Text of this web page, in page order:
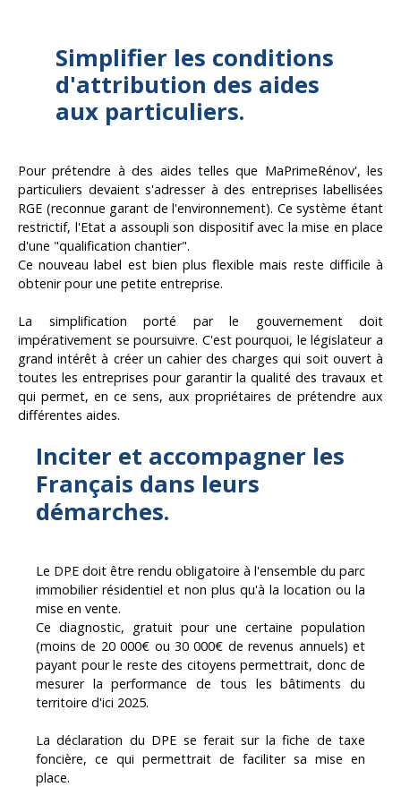
Simplifier les conditions
d'attribution des aides
aux particuliers.
Pour prétendre à des aides telles que MaPrimeRénov', les
particuliers devaient s'adresser à des entreprises labellisées
RGE (reconnue garant de l'environnement). Ce système étant
restrictif, l'Etat a assoupli son dispositif avec la mise en place
d'une "qualification chantier".
Ce nouveau label est bien plus flexible mais reste difficile à
obtenir pour une petite entreprise.
La simplification porté par le gouvernement doit
impérativement se poursuivre. C'est pourquoi, le législateur a
grand intérêt à créer un cahier des charges qui soit ouvert à
toutes les entreprises pour garantir la qualité des travaux et
qui permet, en ce sens, aux propriétaires de prétendre aux
différentes aides.
Inciter et accompagner les
Français dans leurs
démarches.
Le DPE doit être rendu obligatoire à l'ensemble du parc
immobilier résidentiel et non plus qu'à la location ou la
mise en vente.
Ce diagnostic, gratuit pour une certaine population
(moins de 20 000€ ou 30 000€ de revenus annuels) et
payant pour le reste des citoyens permettrait, donc de
mesurer la performance de tous les bâtiments du
territoire d'ici 2025.
La déclaration du DPE se ferait sur la fiche de taxe
foncière, ce qui permettrait de faciliter sa mise en
place.